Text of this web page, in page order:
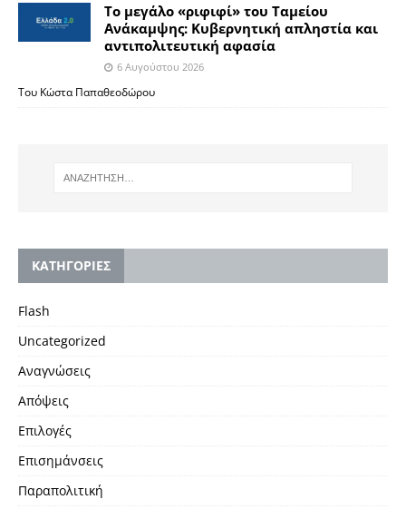
Το μεγάλο «ριφιφί» του Ταμείου
Ανάκαμψης: Κυβερνητική απληστία και
αντιπολιτευτική αφασία
6 Αυγούστου 2026
Του Κώστα Παπαθεοδώρου
KΑΤΗΓΟΡΙΕΣ
Flash
Uncategorized
Αναγνώσεις
Απόψεις
Επιλογές
Επισημάνσεις
Παραπολιτική